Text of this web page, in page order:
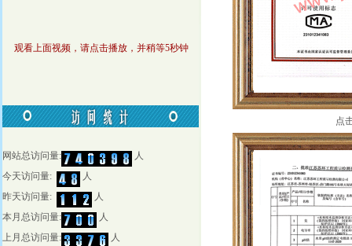
观看上面视频，请点击播放，并稍等5秒钟
网站总访问量:
人
今天访问量:
人
昨天访问量:
人
本月总访问量:
人
上月总访问量:
人
点